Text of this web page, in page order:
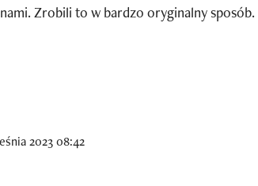
Zrobili to w bardzo oryginalny sposób.
2023 08:42